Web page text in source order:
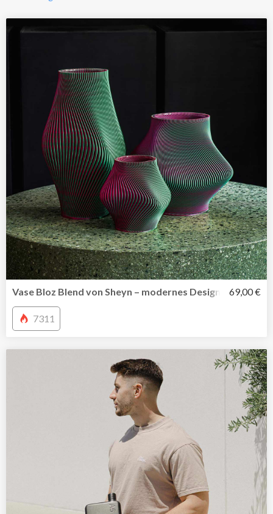
Vase Bloz Blend von Sheyn – modernes Design digital
69,00 €
7311